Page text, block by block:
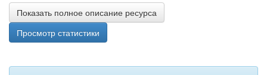
Показать полное описание ресурса
Просмотр статистики